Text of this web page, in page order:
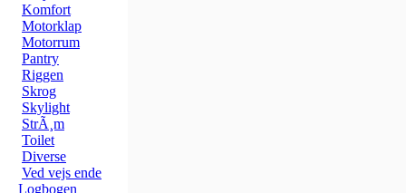
Komfort
Motorklap
Motorrum
Pantry
Riggen
Skrog
Skylight
StrÃ¸m
Toilet
Diverse
Ved vejs ende
Logbogen